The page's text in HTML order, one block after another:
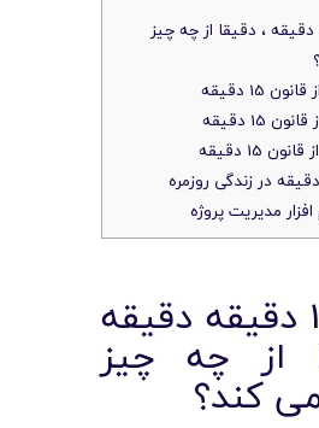
دقیقه دقیقه ، دقیقا از چه چیز
15 دقیقه
15 دقیقه
15 دقیقه
مدیریت پروژه
قانون 15 دقیقه دقیقه
از چه چیز
کند؟